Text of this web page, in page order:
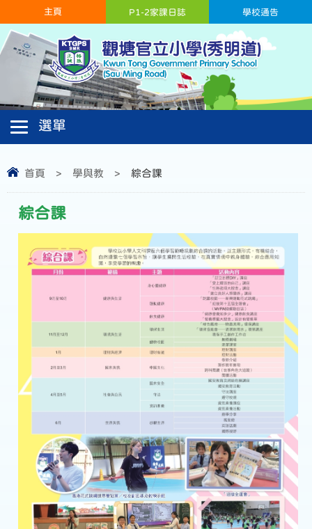
主頁 學校通告
P1-2家課日誌
首頁 > 學與教 > 綜合課
綜合課